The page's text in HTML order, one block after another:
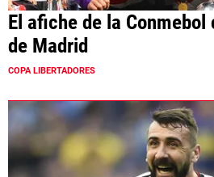
El afiche de la Conmebol
de Madrid
COPA LIBERTADORES